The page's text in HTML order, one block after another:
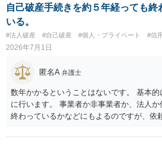
延ばしにされるというわけではありません
る弁護士にご確認ください。
自己破産手続きを約５年経っても終
いる。
#法人破産 #自己破産 #個人・プライベート #信
2026年7月1日
匿名A 弁護士
数年かかるということはないです。 基本
に行います。 事業者か非事業者か、法人
終わっているかなどにもよるのですが、依
険信号・異常信号と思って頂いて結構です